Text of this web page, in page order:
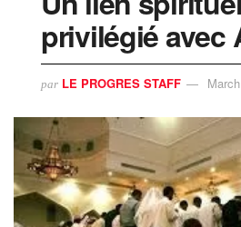
privilégié avec
par LE PROGRES STAFF